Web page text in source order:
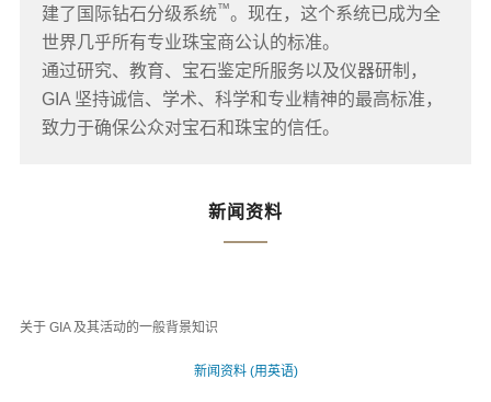
建了国际钻石分级系统™。现在，这个系统已成为全
世界几乎所有专业珠宝商公认的标准。
通过研究、教育、宝石鉴定所服务以及仪器研制，
GIA 坚持诚信、学术、科学和专业精神的最高标准，
致力于确保公众对宝石和珠宝的信任。
新闻资料
关于 GIA 及其活动的一般背景知识
新闻资料 (用英语)